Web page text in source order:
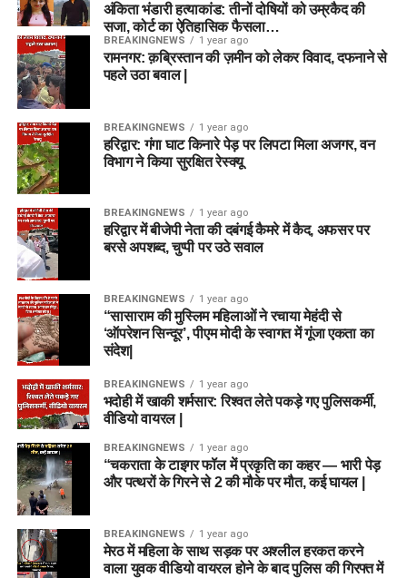
अंकिता भंडारी हत्याकांड: तीनों दोषियों को उम्रकैद की
सजा, कोर्ट का ऐतिहासिक फैसला…
BREAKINGNEWS 1 year ago
रामनगर: क़ब्रिस्तान की ज़मीन को लेकर विवाद, दफनाने से
पहले उठा बवाल |
BREAKINGNEWS 1 year ago
हरिद्वार: गंगा घाट किनारे पेड़ पर लिपटा मिला अजगर, वन
विभाग ने किया सुरक्षित रेस्क्यू
BREAKINGNEWS 1 year ago
हरिद्वार में बीजेपी नेता की दबंगई कैमरे में कैद, अफसर पर
बरसे अपशब्द, चुप्पी पर उठे सवाल
BREAKINGNEWS 1 year ago
“सासाराम की मुस्लिम महिलाओं ने रचाया मेहंदी से
‘ऑपरेशन सिन्दूर’, पीएम मोदी के स्वागत में गूंजा एकता का
संदेश|
BREAKINGNEWS 1 year ago
भदोही में खाकी शर्मसार: रिश्वत लेते पकड़े गए पुलिसकर्मी,
वीडियो वायरल |
BREAKINGNEWS 1 year ago
“चकराता के टाइगर फॉल में प्रकृति का कहर — भारी पेड़
और पत्थरों के गिरने से 2 की मौके पर मौत, कई घायल |
BREAKINGNEWS 1 year ago
मेरठ में महिला के साथ सड़क पर अश्लील हरकत करने
वाला युवक वीडियो वायरल होने के बाद पुलिस की गिरफ्त में